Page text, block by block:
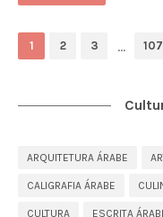
1 2 3 ... 107
ARQUITETURA ÁRABE
CALIGRAFIA ÁRABE
CULTURA ESCRITA